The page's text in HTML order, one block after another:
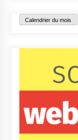
Calendrier du mois